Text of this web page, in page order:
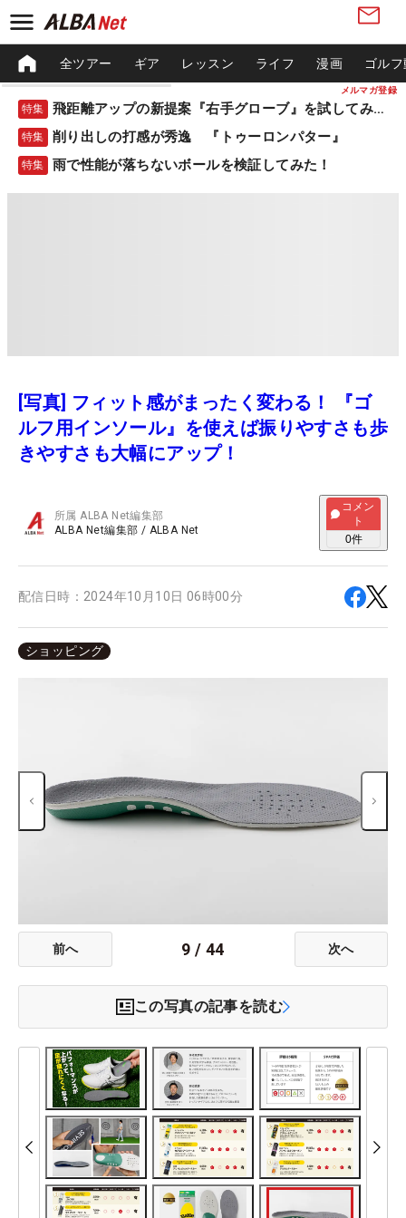
メルマガ登録
全ツアー ギア レッスン ライフ 漫画 ゴル
特集 飛距離アップの新提案『右手グローブ』を試してみた！
特集 削り出しの打感が秀逸 『トゥーロンパター』
特集 雨で性能が落ちないボールを検証してみた！
[写真] フィット感がまったく変わる！ 『ゴ
ルフ用インソール』を使えば振りやすさも歩
きやすさも大幅にアップ！
所属ALBA Net編集部
ALBA Net編集部 / ALBA Net
コメン
ト
0件
配信日時： 2024年10月10日 06時00分
ショッピング
前へ 9 / 44 次へ
この写真の記事を読む